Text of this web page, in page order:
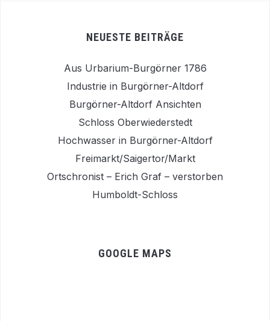
NEUESTE BEITRÄGE
Aus Urbarium-Burgörner 1786
Industrie in Burgörner-Altdorf
Burgörner-Altdorf Ansichten
Schloss Oberwiederstedt
Hochwasser in Burgörner-Altdorf
Freimarkt/Saigertor/Markt
Ortschronist – Erich Graf – verstorben
Humboldt-Schloss
GOOGLE MAPS